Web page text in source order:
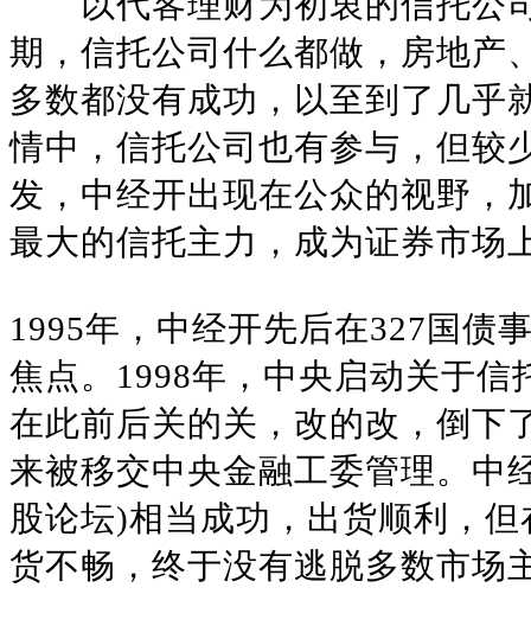
期，信托公司什么都做，房地产
多数都没有成功，以至到了几乎
情中，信托公司也有参与，但较
发，中经开出现在公众的视野，
最大的信托主力，成为证券市场
1995年，中经开先后在327国债
焦点。1998年，中央启动关于
在此前后关的关，改的改，倒下
来被移交中央金融工委管理。中
股论坛)相当成功，出货顺利，
货不畅，终于没有逃脱多数市场